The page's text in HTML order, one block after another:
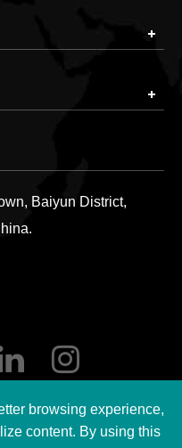
Baiyun District,
browsing experience,
content. By using this